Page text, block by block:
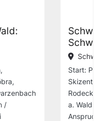
/
Start:
Rodecker
a. Wald /
Anspruch: